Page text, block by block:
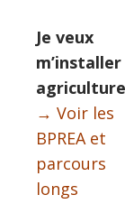
Je veux
m’installer
agriculture
→ Voir les
BPREA et
parcours
longs